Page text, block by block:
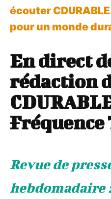
écouter
pour un monde
En direct
rédaction
Fréquence
Revue de
hebdomadaire